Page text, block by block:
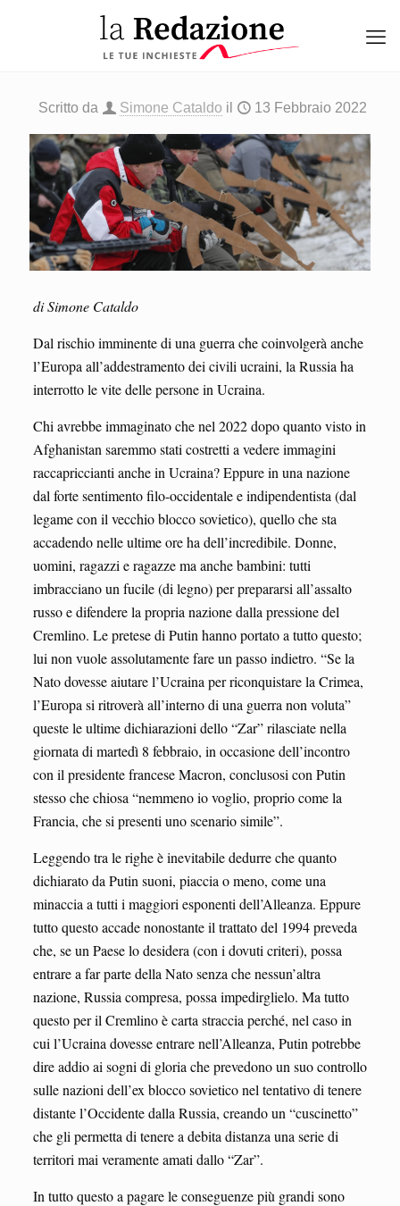
Scritto da Simone Cataldo il 13 Febbraio 2022
di Simone Cataldo
Dal rischio imminente di una guerra che coinvolgerà anche
l’Europa all’addestramento dei civili ucraini, la Russia ha
interrotto le vite delle persone in Ucraina.
Chi avrebbe immaginato che nel 2022 dopo quanto visto in
Afghanistan saremmo stati costretti a vedere immagini
raccapriccianti anche in Ucraina? Eppure in una nazione
dal forte sentimento filo-occidentale e indipendentista (dal
legame con il vecchio blocco sovietico), quello che sta
accadendo nelle ultime ore ha dell’incredibile. Donne,
uomini, ragazzi e ragazze ma anche bambini: tutti
imbracciano un fucile (di legno) per prepararsi all’assalto
russo e difendere la propria nazione dalla pressione del
Cremlino. Le pretese di Putin hanno portato a tutto questo;
lui non vuole assolutamente fare un passo indietro. “Se la
Nato dovesse aiutare l’Ucraina per riconquistare la Crimea,
l’Europa si ritroverà all’interno di una guerra non voluta”
queste le ultime dichiarazioni dello “Zar” rilasciate nella
giornata di martedì 8 febbraio, in occasione dell’incontro
con il presidente francese Macron, conclusosi con Putin
stesso che chiosa “nemmeno io voglio, proprio come la
Francia, che si presenti uno scenario simile”.
Leggendo tra le righe è inevitabile dedurre che quanto
dichiarato da Putin suoni, piaccia o meno, come una
minaccia a tutti i maggiori esponenti dell’Alleanza. Eppure
tutto questo accade nonostante il trattato del 1994 preveda
che, se un Paese lo desidera (con i dovuti criteri), possa
entrare a far parte della Nato senza che nessun’altra
nazione, Russia compresa, possa impedirglielo. Ma tutto
questo per il Cremlino è carta straccia perché, nel caso in
cui l’Ucraina dovesse entrare nell’Alleanza, Putin potrebbe
dire addio ai sogni di gloria che prevedono un suo controllo
sulle nazioni dell’ex blocco sovietico nel tentativo di tenere
distante l’Occidente dalla Russia, creando un “cuscinetto”
che gli permetta di tenere a debita distanza una serie di
territori mai veramente amati dallo “Zar”.
In tutto questo a pagare le conseguenze più grandi sono